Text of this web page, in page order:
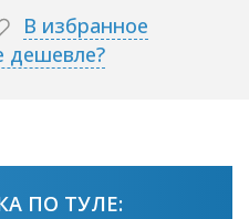
В избранное
дешевле?
ПО ТУЛЕ: